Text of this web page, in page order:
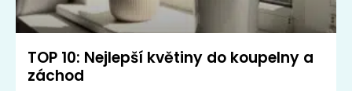
TOP 10: Nejlepší květiny do koupelny a
záchod